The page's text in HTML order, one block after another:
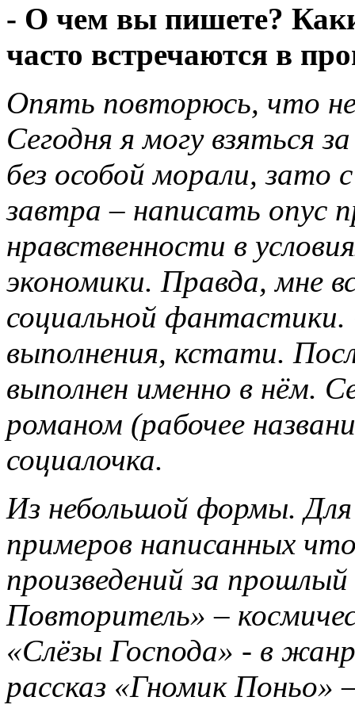
- О чем вы пишете?
часто встречаются в
Опять повторюсь, что
Сегодня я могу
без особой морали, зато
завтра – написать опус
нравственности в
экономики. Правда, мне
социальной
выполнения, кстати.
выполнен именно в нём.
романом (рабочее
социалочка.
Из небольшой формы. Для
примеров написанных
произведений за
Повторитель» –
«Слёзы Господа» - в
рассказ «Гномик Поньо»